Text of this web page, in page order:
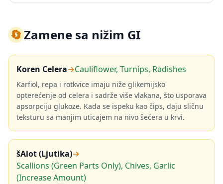
🔄Zamene sa nižim GI
Koren Celera→Cauliflower, Turnips, Radishes
Karfiol, repa i rotkvice imaju niže glikemijsko
opterećenje od celera i sadrže više vlakana, što usporava
apsorpciju glukoze. Kada se ispeku kao čips, daju sličnu
teksturu sa manjim uticajem na nivo šećera u krvi.
šAlot (Ljutika)→
Scallions (Green Parts Only), Chives, Garlic
(Increase Amount)